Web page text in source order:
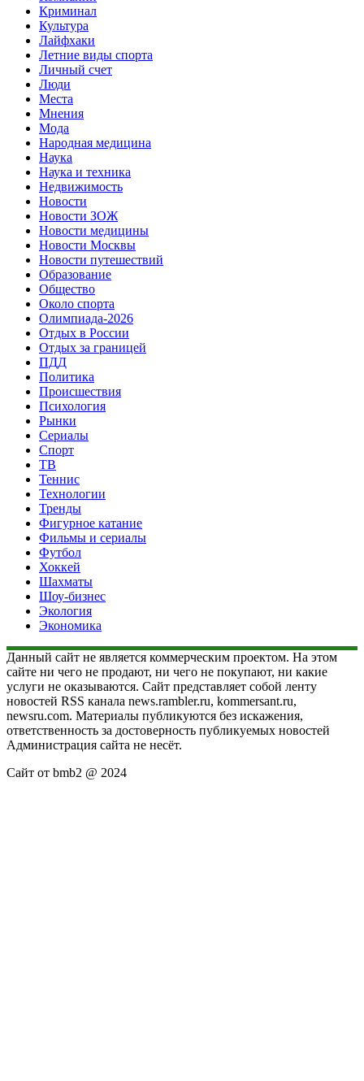
Криминал
Культура
Лайфхаки
Летние виды спорта
Личный счет
Люди
Места
Мнения
Мода
Народная медицина
Наука
Наука и техника
Недвижимость
Новости
Новости ЗОЖ
Новости медицины
Новости Москвы
Новости путешествий
Образование
Общество
Около спорта
Олимпиада-2026
Отдых в России
Отдых за границей
ПДД
Политика
Происшествия
Психология
Рынки
Сериалы
Спорт
ТВ
Теннис
Технологии
Тренды
Фигурное катание
Фильмы и сериалы
Футбол
Хоккей
Шахматы
Шоу-бизнес
Экология
Экономика
Данный сайт не является коммерческим проектом. На этом
сайте ни чего не продают, ни чего не покупают, ни какие
услуги не оказываются. Сайт представляет собой ленту
новостей RSS канала news.rambler.ru, kommersant.ru,
newsru.com. Материалы публикуются без искажения,
ответственность за достоверность публикуемых новостей
Администрация сайта не несёт.
Сайт от bmb2 @ 2024